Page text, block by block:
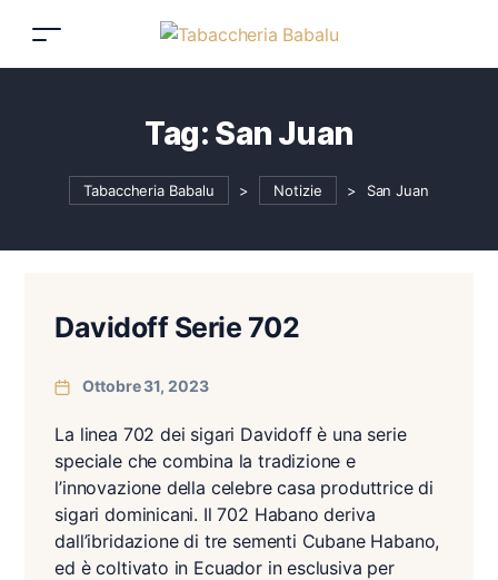
Tag: San Juan
Tabaccheria Babalu > Notizie > San Juan
Davidoff Serie 702
Ottobre 31, 2023
La linea 702 dei sigari Davidoff è una serie
speciale che combina la tradizione e
l’innovazione della celebre casa produttrice di
sigari dominicani. Il 702 Habano deriva
dall’ibridazione di tre sementi Cubane Habano,
ed è coltivato in Ecuador in esclusiva per